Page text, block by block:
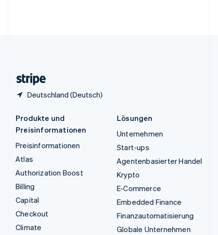
Deutschland (Deutsch)
Produkte und
Preisinformationen
Preisinformationen
Atlas
Authorization Boost
Billing
Capital
Checkout
Climate
Lösungen
Unternehmen
Start-ups
Agentenbasierter Handel
Krypto
E-Commerce
Embedded Finance
Finanzautomatisierung
Globale Unternehmen